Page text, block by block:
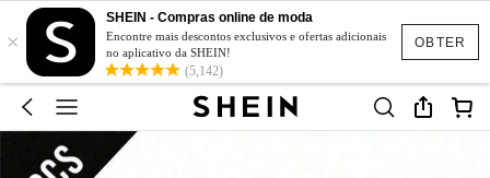
OBTER
×
SHEIN - Compras online de moda
Encontre mais descontos exclusivos e ofertas adicionais
no aplicativo da SHEIN!
(5,142)